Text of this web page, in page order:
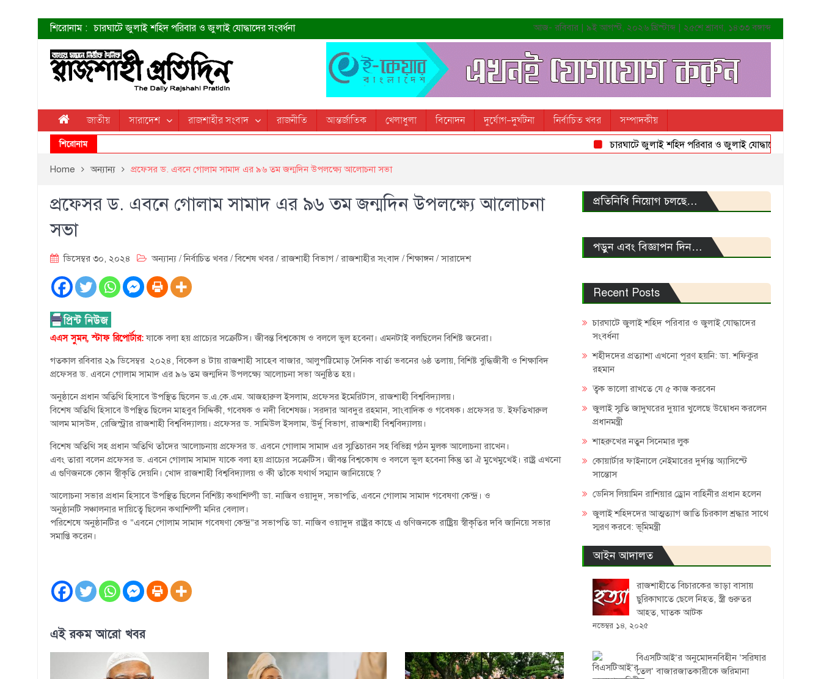
শিরোনাম : চারঘাটে জুলাই শহিদ পরিবার ও জুলাই যোদ্ধাদের সংবর্ধনা
শহীদদের প্রত্যাশা এখনো পূরণ হয়নি: ডা. শফিকুর রহমান
ত্বক ভালো রাখতে যে ৫ কাজ করবেন
জুলাই স্মৃতি জাদুঘরের দুয়ার খুলেছে উদ্বোধন করলেন প্রধানমন্ত্রী
শাহরুখের নতুন সিনেমার লুক
কোয়ার্টার ফাইনালে নেইমারের দুর্দান্ত অ্যাসিস্টে সান্তোস
ডেনিস লিয়ামিন রাশিয়ার ড্রোন বাহিনীর প্রধান হলেন
জুলাই শহিদদের আত্মত্যাগ জাতি চিরকাল শ্রদ্ধার সাথে স্মরণ করবে: ভূমিমন্ত্রী
আজ- রবিবার | ৯ই আগস্ট, ২০২৬ খ্রিস্টাব্দ | ২৫শে শ্রাবণ, ১৪৩৩ বঙ্গাব্দ
জাতীয় সারাদেশ রাজশাহীর সংবাদ রাজনীতি আন্তর্জাতিক খেলাধুলা বিনোদন দুর্যোগ-দুর্ঘটনা নির্বাচিত খবর সম্পাদকীয়
শিরোনাম চারঘাটে জুলাই শহিদ পরিবার ও জুলাই যোদ্ধাদের সংবর্ধনা
Home অন্যান্য প্রফেসর ড. এবনে গোলাম সামাদ এর ৯৬ তম জন্মদিন উপলক্ষ্যে আলোচনা সভা
প্রফেসর ড. এবনে গোলাম সামাদ এর ৯৬ তম জন্মদিন উপলক্ষ্যে আলোচনা
সভা
ডিসেম্বর ৩০, ২০২৪ অন্যান্য /নির্বাচিত খবর /বিশেষ খবর /রাজশাহী বিভাগ/রাজশাহীর সংবাদ /শিক্ষাঙ্গন /সারাদেশ
এএস সুমন, স্টাফ রিপোর্টার:যাকে বলা হয় প্রাচ্যের সক্রেটিস। জীবন্ত বিশ্বকোষ ও বললে ভুল হবেনা। এমনটাই বলছিলেন বিশিষ্ট জনেরা।
গতকাল রবিবার ২৯ ডিসেম্বর ২০২৪, বিকেল ৪ টায় রাজশাহী সাহেব বাজার, আলুপট্টিমোড় দৈনিক বার্তা ভবনের ৬ষ্ঠ তলায়, বিশিষ্ট বুদ্ধিজীবী ও শিক্ষাবিদ
প্রফেসর ড. এবনে গোলাম সামাদ এর ৯৬ তম জন্মদিন উপলক্ষ্যে আলোচনা সভা অনুষ্ঠিত হয়।
অনুষ্ঠানে প্রধান অতিথি হিসাবে উপস্থিত ছিলেন ড.এ.কে.এম. আজহারুল ইসলাম, প্রফেসর ইমেরিটাস, রাজশাহী বিশ্ববিদ্যালয়।
বিশেষ অতিথি হিসাবে উপস্থিত ছিলেন মাহবুব সিদ্দিকী, গবেষক ও নদী বিশেষজ্ঞ। সরদার আবদুর রহমান, সাংবাদিক ও গবেষক। প্রফেসর ড. ইফতিখারুল
আলম মাসউদ, রেজিস্ট্রার রাজশাহী বিশ্ববিদ্যালয়। প্রফেসর ড. সামিউল ইসলাম, উর্দু বিভাগ, রাজশাহী বিশ্ববিদ্যালয়।
বিশেষ অতিথি সহ প্রধান অতিথি তাঁদের আলোচনায় প্রফেসর ড. এবনে গোলাম সামাদ এর স্মৃতিচারন সহ বিভিন্ন গঠন মুলক আলোচনা রাখেন।
এবং তারা বলেন প্রফেসর ড. এবনে গোলাম সামাদ যাকে বলা হয় প্রাচ্যের সক্রেটিস। জীবন্ত বিশ্বকোষ ও বললে ভুল হবেনা কিন্তু তা ঐ মুখেমুখেই। রাষ্ট্র এখনো
এ গুণিজনকে কোন স্বীকৃতি দেয়নি। খোদ রাজশাহী বিশ্ববিদ্যালয় ও কী তাঁকে যথার্থ সম্মান জানিয়েছে ?
আলোচনা সভার প্রধান হিসাবে উপস্থিত ছিলেন বিশিষ্ট্য কথাশিল্পী ডা. নাজিব ওয়াদুদ, সভাপতি, এবনে গোলাম সামাদ গবেষণা কেন্দ্র। ও
অনুষ্ঠানটি সঞ্চালনার দায়িত্বে ছিলেন কথাশিল্পী মনির বেলাল।
পরিশেষে অনুষ্ঠানটির ও “এবনে গোলাম সামাদ গবেষণা কেন্দ্র”র সভাপতি ডা. নাজিব ওয়াদুদ রাষ্ট্রর কাছে এ গুণিজনকে রাষ্ট্রিয় স্বীকৃতির দবি জানিয়ে সভার
সমাপ্তি করেন।
এই রকম আরো খবর
প্রতিনিধি নিয়োগ চলছে…
পড়ুন এবং বিজ্ঞাপন দিন…
Recent Posts
চারঘাটে জুলাই শহিদ পরিবার ও জুলাই যোদ্ধাদের
সংবর্ধনা
শহীদদের প্রত্যাশা এখনো পূরণ হয়নি: ডা. শফিকুর
রহমান
ত্বক ভালো রাখতে যে ৫ কাজ করবেন
জুলাই স্মৃতি জাদুঘরের দুয়ার খুলেছে উদ্বোধন করলেন
প্রধানমন্ত্রী
শাহরুখের নতুন সিনেমার লুক
কোয়ার্টার ফাইনালে নেইমারের দুর্দান্ত অ্যাসিস্টে
সান্তোস
ডেনিস লিয়ামিন রাশিয়ার ড্রোন বাহিনীর প্রধান হলেন
জুলাই শহিদদের আত্মত্যাগ জাতি চিরকাল শ্রদ্ধার সাথে
স্মরণ করবে: ভূমিমন্ত্রী
আইন আদালত
রাজশাহীতে বিচারকের ভাড়া বাসায়
ছুরিকাঘাতে ছেলে নিহত, স্ত্রী গুরুতর
আহত, ঘাতক আটক
নভেম্বর ১৪, ২০২৫
বিএসটিআই’র অনুমোদনবিহীন ‘সরিষার
তেল’ বাজারজাতকারীকে জরিমানা